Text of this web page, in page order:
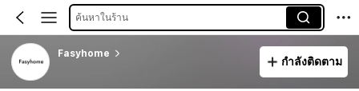
ค้นหาในร้าน
Fasyhome
กำลังติดตาม